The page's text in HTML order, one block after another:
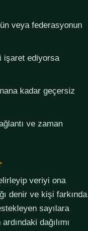
veya federasyonun
işaret ediyorsa
kadar geçersiz
ve zaman
veriyi ona
denir ve kişi farkında
sayılara
dağılımı